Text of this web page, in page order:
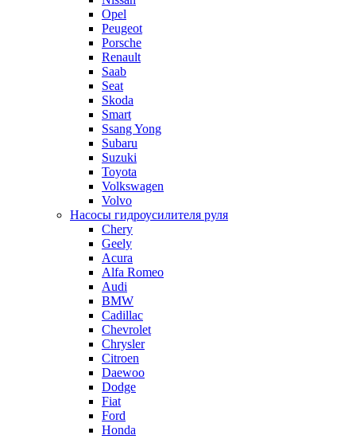
Opel
Peugeot
Porsche
Renault
Saab
Seat
Skoda
Smart
Ssang Yong
Subaru
Suzuki
Toyota
Volkswagen
Volvo
Насосы гидроусилителя руля
Chery
Geely
Acura
Alfa Romeo
Audi
BMW
Cadillac
Chevrolet
Chrysler
Citroen
Daewoo
Dodge
Fiat
Ford
Honda